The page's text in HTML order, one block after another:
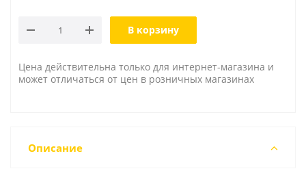
В корзину
Цена действительна только для интернет-магазина и
может отличаться от цен в розничных магазинах
Описание